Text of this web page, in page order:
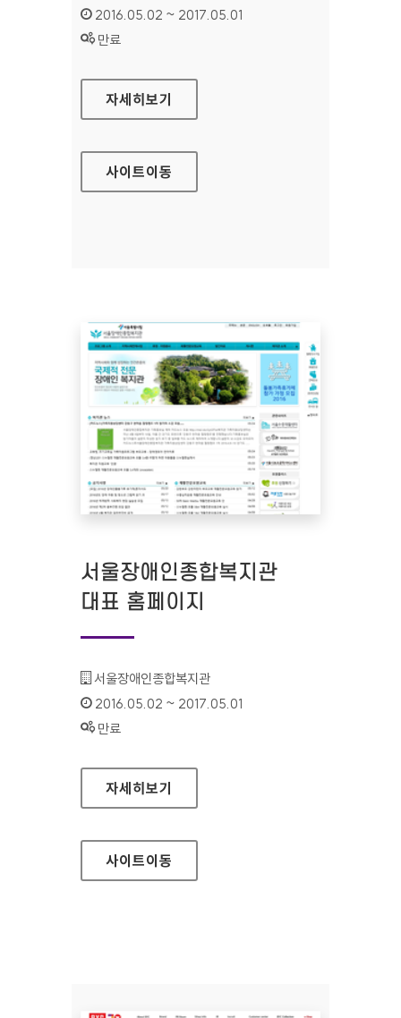
인증기간 :
2016.05.02 ~ 2017.05.01
상태 :
만료
체육지도자 자격검정 연수원 대표 홈페이지
자세히보기
사이트이동
서울장애인종합복지관
대표 홈페이지
기관명 :
서울장애인종합복지관
인증기간 :
2016.05.02 ~ 2017.05.01
상태 :
만료
서울장애인종합복지관 대표 홈페이지
자세히보기
사이트이동